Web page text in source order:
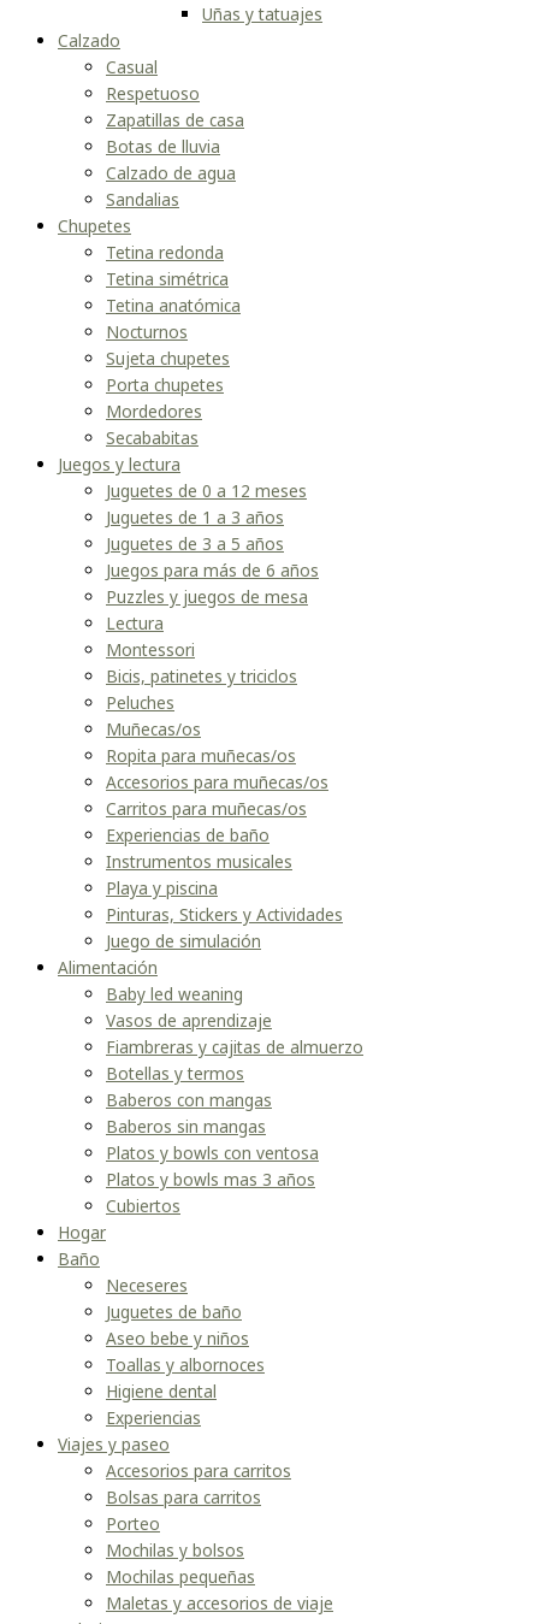
Uñas y tatuajes
Calzado
Casual
Respetuoso
Zapatillas de casa
Botas de lluvia
Calzado de agua
Sandalias
Chupetes
Tetina redonda
Tetina simétrica
Tetina anatómica
Nocturnos
Sujeta chupetes
Porta chupetes
Mordedores
Secababitas
Juegos y lectura
Juguetes de 0 a 12 meses
Juguetes de 1 a 3 años
Juguetes de 3 a 5 años
Juegos para más de 6 años
Puzzles y juegos de mesa
Lectura
Montessori
Bicis, patinetes y triciclos
Peluches
Muñecas/os
Ropita para muñecas/os
Accesorios para muñecas/os
Carritos para muñecas/os
Experiencias de baño
Instrumentos musicales
Playa y piscina
Pinturas, Stickers y Actividades
Juego de simulación
Alimentación
Baby led weaning
Vasos de aprendizaje
Fiambreras y cajitas de almuerzo
Botellas y termos
Baberos con mangas
Baberos sin mangas
Platos y bowls con ventosa
Platos y bowls mas 3 años
Cubiertos
Hogar
Baño
Neceseres
Juguetes de baño
Aseo bebe y niños
Toallas y albornoces
Higiene dental
Experiencias
Viajes y paseo
Accesorios para carritos
Bolsas para carritos
Porteo
Mochilas y bolsos
Mochilas pequeñas
Maletas y accesorios de viaje